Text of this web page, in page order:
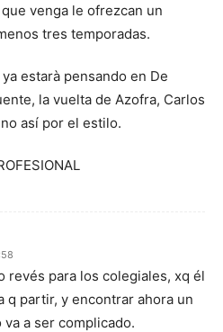
venga le ofrezcan un
tres temporadas.
estarà pensando en De
la vuelta de Azofra, Carlos
así por el estilo.
revés para los colegiales, xq él
q partir, y encontrar ahora un
a ser complicado.